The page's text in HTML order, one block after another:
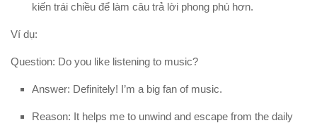
kiến trái chiều để làm câu trả lời phong phú hơn.
Ví dụ:
Question: Do you like listening to music?
Answer: Definitely! I’m a big fan of music.
Reason: It helps me to unwind and escape from the daily